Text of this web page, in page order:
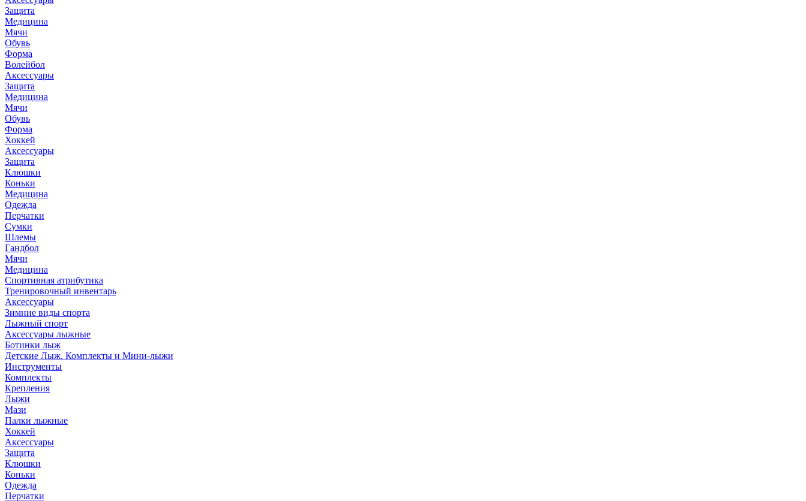
Защита
Медицина
Мячи
Обувь
Форма
Волейбол
Аксессуары
Защита
Медицина
Мячи
Обувь
Форма
Хоккей
Аксессуары
Защита
Клюшки
Коньки
Медицина
Одежда
Перчатки
Сумки
Шлемы
Гандбол
Мячи
Медицина
Спортивная атрибутика
Тренировочный инвентарь
Аксессуары
Зимние виды спорта
Лыжный спорт
Аксессуары лыжные
Ботинки лыж
Детские Лыж. Комплекты и Мини-лыжи
Инструменты
Комплекты
Крепления
Лыжи
Мази
Палки лыжные
Хоккей
Аксессуары
Защита
Клюшки
Коньки
Одежда
Перчатки